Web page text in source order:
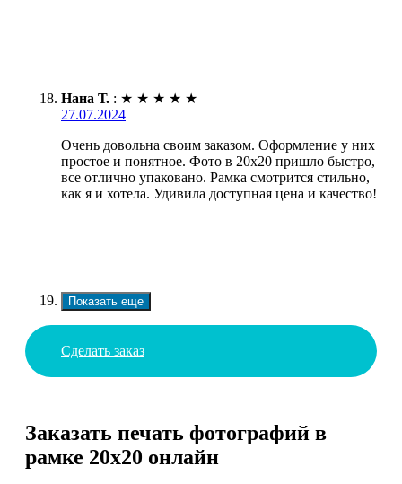
Нана Т. : ★ ★ ★ ★ ★
27.07.2024
Очень довольна своим заказом. Оформление у них
простое и понятное. Фото в 20х20 пришло быстро,
все отлично упаковано. Рамка смотрится стильно,
как я и хотела. Удивила доступная цена и качество!
Показать еще
Сделать заказ
Заказать печать фотографий в
рамке 20х20 онлайн